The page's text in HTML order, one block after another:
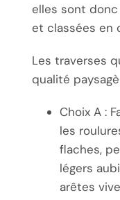
elles sont
et classées en
Les traverses
qualité
Choix A :
les
flaches,
légers
arêtes